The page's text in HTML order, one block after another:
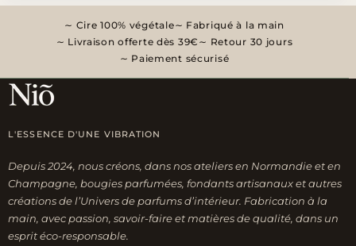
variations.
Les
options
choisies
la
page
du
produit
Cire 100% végétale
Fabriqué à la main
Livraison offerte dès 39€
Retour 30 jours
Paiement sécurisé
L'ESSENCE D'UNE VIBRATION
Depuis 2024, nous créons, dans nos ateliers en Normandie et en
Champagne, bougies parfumées, fondants artisanaux et autres
créations de l’Univers de parfums d’intérieur. Fabrication à la
main, avec passion, savoir-faire et matières de qualité, dans un
esprit éco-responsable.